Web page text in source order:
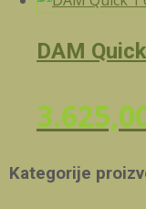
DAM
Kategorije